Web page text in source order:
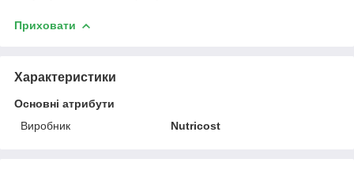
Приховати
Характеристики
Основні атрибути
Виробник
Nutricost